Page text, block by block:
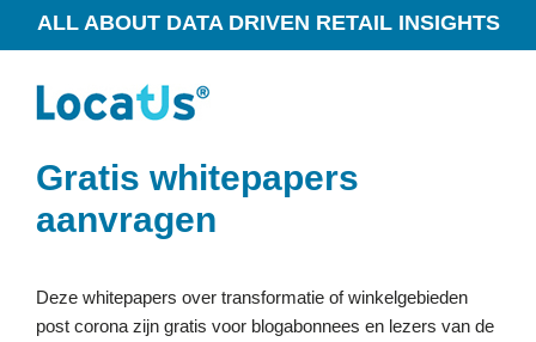
ALL ABOUT DATA DRIVEN RETAIL INSIGHTS
Gratis whitepapers
aanvragen
Deze whitepapers over transformatie of winkelgebieden
post corona zijn gratis voor blogabonnees en lezers van de